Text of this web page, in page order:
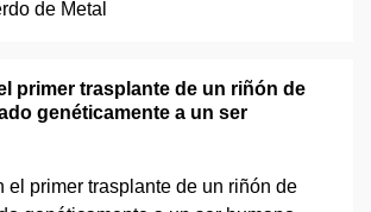
primer trasplante de un riñón de
genéticamente a un ser